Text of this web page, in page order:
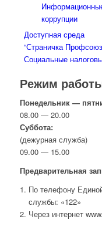
коррупции
Доступная среда
“Страничка
Социальные
Режим
Понедельник —
08.00 — 20.00
Суббота:
(дежурная служба)
09.00 — 15.00
Предварительная
По телефону
службы: «122»
Через интернет